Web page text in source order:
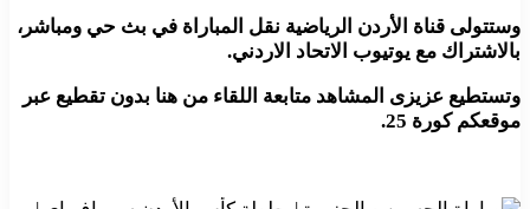
وستتولى قناة الأردن الرياضية نقل المباراة في بث حي ومباشر،
بالاشتراك مع يوتيوب الاتحاد الاردني.
وتستطيع عزيزى المشاهد متابعة اللقاء من هنا بدون تقطيع عبر
موقعكم كورة 25.